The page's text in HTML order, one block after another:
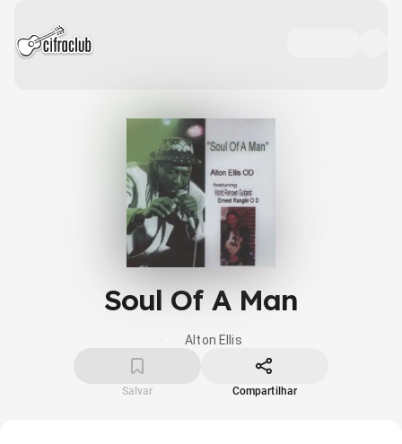
Soul Of A Man
Alton Ellis
Salvar Compartilhar